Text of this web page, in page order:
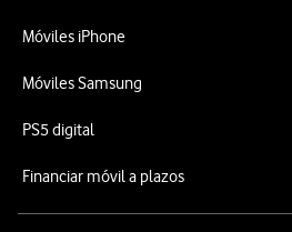
Móviles iPhone
Móviles Samsung
PS5 digital
Financiar móvil a plazos